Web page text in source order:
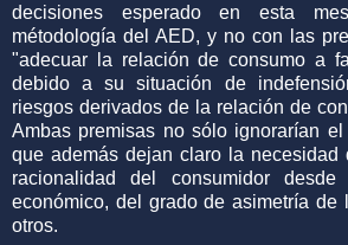
decisiones esperado en esta
métodología del AED, y no con las
"adecuar la relación de consumo a
debido a su situación de
riesgos derivados de la relación de
Ambas premisas no sólo ignorarían
que además dejan claro la
racionalidad del consumidor
económico, del grado de asimetría de
otros.